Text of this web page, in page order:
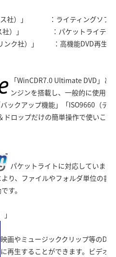
クス社）」 ：ライティングソフ
ス社）」 ：パケットライティ
リンク社）」 ：高機能DVD再生ソ
「WinCDR7.0 Ultimate DVD」と
ンジンを搭載し、一般的に使用
ックアップ機能」「ISO9660（デ
ドロップだけの簡単操作で使いこな
パケットライトに対応していま
り、ファイルやフォルダ単位の書
す。
映画やミュージッククリップ等の
に再生することができます。ビデオ